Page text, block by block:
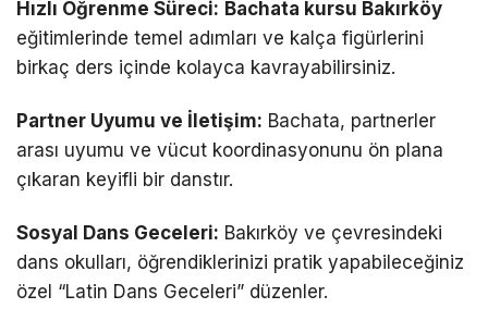
Hızlı Öğrenme Süreci: Bachata kursu Bakırköy
eğitimlerinde temel adımları ve kalça figürlerini
birkaç ders içinde kolayca kavrayabilirsiniz.
Partner Uyumu ve İletişim: Bachata, partnerler
arası uyumu ve vücut koordinasyonunu ön plana
çıkaran keyifli bir danstır.
Sosyal Dans Geceleri: Bakırköy ve çevresindeki
dans okulları, öğrendiklerinizi pratik yapabileceğiniz
özel “Latin Dans Geceleri” düzenler.